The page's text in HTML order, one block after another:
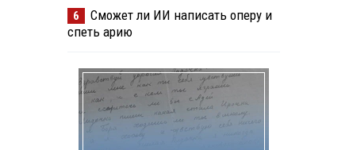
6
Сможет ли ИИ написать оперу и
спеть арию